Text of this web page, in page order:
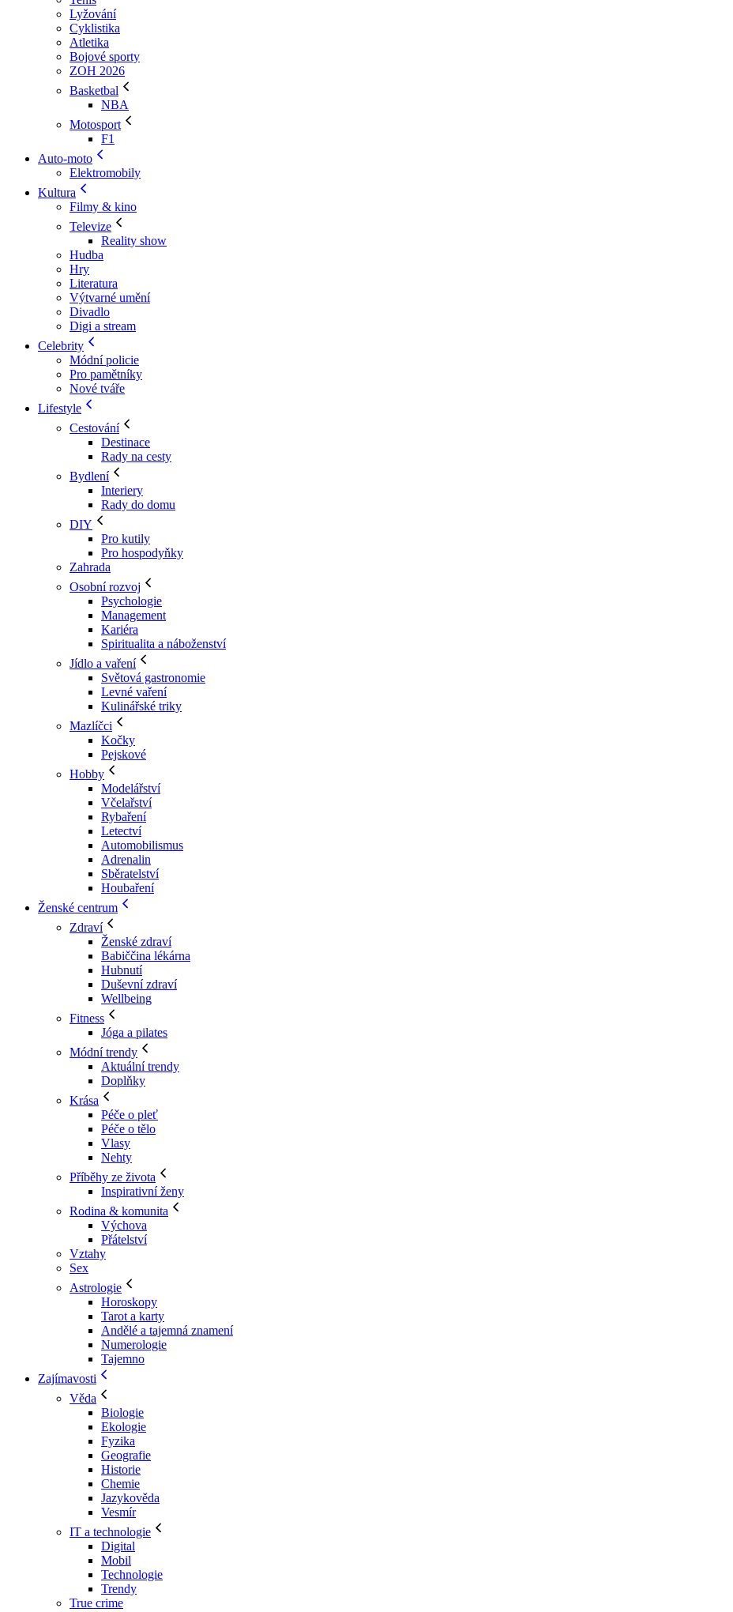
Lyžování
Cyklistika
Atletika
Bojové sporty
ZOH 2026
Basketbal
NBA
Motosport
F1
Auto-moto
Elektromobily
Kultura
Filmy & kino
Televize
Reality show
Hudba
Hry
Literatura
Výtvarné umění
Divadlo
Digi a stream
Celebrity
Módní policie
Pro pamětníky
Nové tváře
Lifestyle
Cestování
Destinace
Rady na cesty
Bydlení
Interiery
Rady do domu
DIY
Pro kutily
Pro hospodyňky
Zahrada
Osobní rozvoj
Psychologie
Management
Kariéra
Spiritualita a náboženství
Jídlo a vaření
Světová gastronomie
Levné vaření
Kulinářské triky
Mazlíčci
Kočky
Pejskové
Hobby
Modelářství
Včelařství
Rybaření
Letectví
Automobilismus
Adrenalin
Sběratelství
Houbaření
Ženské centrum
Zdraví
Ženské zdraví
Babiččina lékárna
Hubnutí
Duševní zdraví
Wellbeing
Fitness
Jóga a pilates
Módní trendy
Aktuální trendy
Doplňky
Krása
Péče o pleť
Péče o tělo
Vlasy
Nehty
Příběhy ze života
Inspirativní ženy
Rodina & komunita
Výchova
Přátelství
Vztahy
Sex
Astrologie
Horoskopy
Tarot a karty
Andělé a tajemná znamení
Numerologie
Tajemno
Zajímavosti
Věda
Biologie
Ekologie
Fyzika
Geografie
Historie
Chemie
Jazykověda
Vesmír
IT a technologie
Digital
Mobil
Technologie
Trendy
True crime